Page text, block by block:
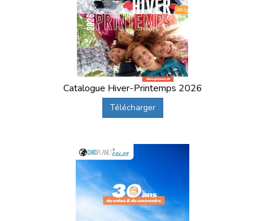
Catalogue Hiver-Printemps 2026
Télécharger